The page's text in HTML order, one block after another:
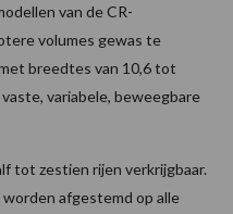
van de CR-
volumes gewas te
breedtes van 10,6 tot
variabele, beweegbare
tot zestien rijen verkrijgbaar.
afgestemd op alle